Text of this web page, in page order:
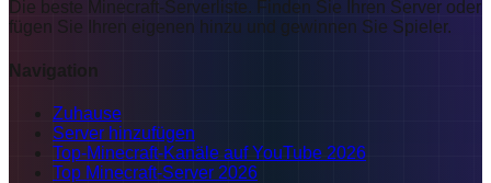
Die beste Minecraft-Serverliste. Finden Sie Ihren Server oder
fügen Sie Ihren eigenen hinzu und gewinnen Sie Spieler.
Navigation
Zuhause
Server hinzufügen
Top-Minecraft-Kanäle auf YouTube 2026
Top Minecraft-Server 2026